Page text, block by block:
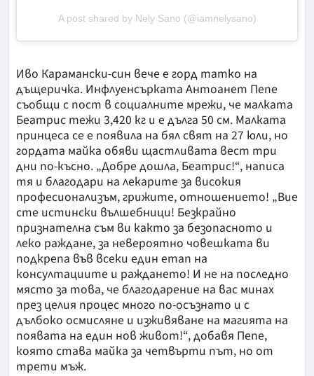
A post shared by Nely Sano (@iamnelysano)
Иво Карамански-син вече е горд татко на
дъщеричка. Инфлуенсърката Антоанет Пепе
съобщи с пост в социалните мрежи, че малката
Беатрис тежи 3,420 кг и е дълга 50 см. Малката
принцеса се е появила на бял свят на 27 юли, но
гордата майка обяви щастливата вест три
дни по-късно. „Добре дошла, Беатрис!“, написа
тя и благодари на лекарите за високия
професионализъм, грижите, отношението! „Вие
сте истински вълшебници! Безкрайно
признателна съм ви както за безопасното и
леко раждане, за невероятно човешката ви
подкрепа във всеки един етап на
консултациите и раждането! И не на последно
място за това, че благодарение на вас минах
през целия процес много по-осъзнато и с
дълбоко осмисляне и изживяване на магията на
появата на един нов живот!“, добавя Пепе,
която става майка за четвърти път, но от
трети мъж.